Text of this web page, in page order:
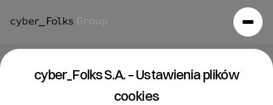
Raport bieżący 25/2019
cyber_Folks S.A. – Ustawienia plików
cookies